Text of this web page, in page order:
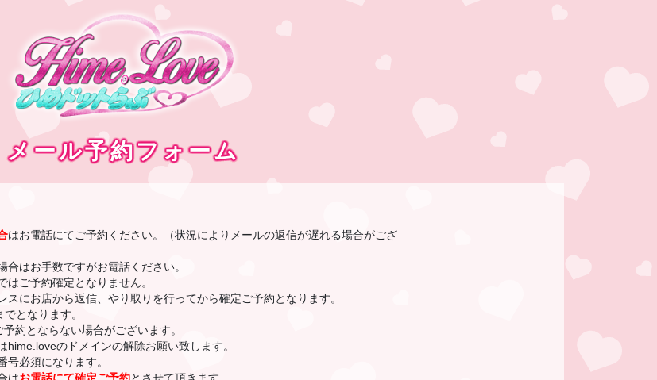
メール予約フォーム
はお電話にてご予約ください。（状況によりメールの返信が遅れる場合がござ
合はお手数ですがお電話ください。
はご予約確定となりません。
スにお店から返信、やり取りを行ってから確定ご予約となります。
となります。
約とならない場合がございます。
hime.loveのドメインの解除お願い致します。
号必須になります。